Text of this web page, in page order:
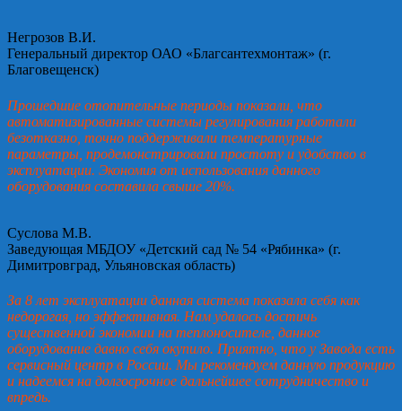
Негрозов В.И.
Генеральный директор ОАО «Благсантехмонтаж» (г.
Благовещенск)
Прошедшие отопительные периоды показали, что
автоматизированные системы регулирования работали
безотказно, точно поддерживали температурные
параметры, продемонстрировали простоту и удобство в
эксплуатации. Экономия от использования данного
оборудования составила свыше 20%.
Суслова М.В.
Заведующая МБДОУ «Детский сад № 54 «Рябинка» (г.
Димитровград, Ульяновская область)
За 8 лет эксплуатации данная система показала себя как
недорогая, но эффективная. Нам удалось достичь
существенной экономии на теплоносителе, данное
оборудование давно себя окупило. Приятно, что у Завода есть
сервисный центр в России. Мы рекомендуем данную продукцию
и надеемся на долгосрочное дальнейшее сотрудничество и
впредь.